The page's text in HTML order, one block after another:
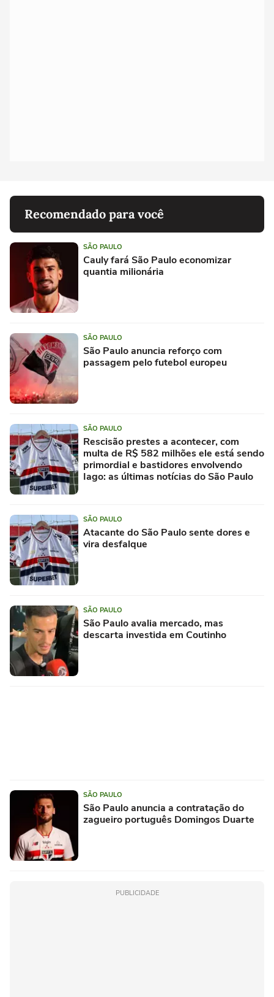
Recomendado para você
SÃO PAULO
Cauly fará São Paulo economizar
quantia milionária
SÃO PAULO
São Paulo anuncia reforço com
passagem pelo futebol europeu
SÃO PAULO
Rescisão prestes a acontecer, com
multa de R$ 582 milhões ele está sendo
primordial e bastidores envolvendo
Iago: as últimas notícias do São Paulo
SÃO PAULO
Atacante do São Paulo sente dores e
vira desfalque
SÃO PAULO
São Paulo avalia mercado, mas
descarta investida em Coutinho
SÃO PAULO
São Paulo anuncia a contratação do
zagueiro português Domingos Duarte
PUBLICIDADE